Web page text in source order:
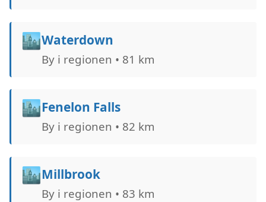
🏙️Waterdown
By i regionen • 81 km
🏙️Fenelon Falls
By i regionen • 82 km
🏙️Millbrook
By i regionen • 83 km